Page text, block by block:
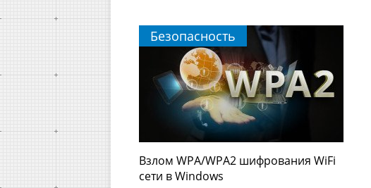
Безопасность
Взлом WPA/WPA2 шифрования WiFi
сети в Windows